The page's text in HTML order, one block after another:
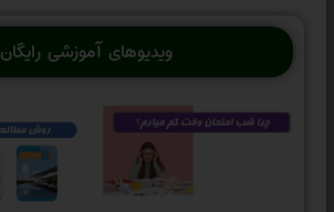
ویدیوهای آموزشی رایگان